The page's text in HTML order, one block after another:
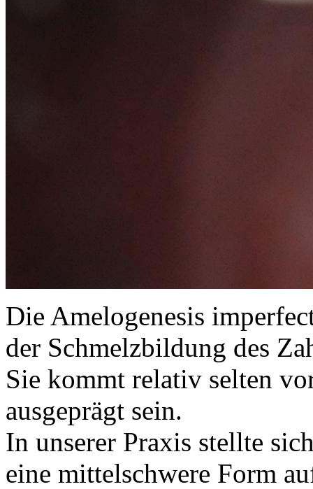
Die Amelogenesis
der Schmelzbildung des
Sie kommt relativ selten
ausgeprägt sein.
In unserer Praxis stellte
eine mittelschwere Form